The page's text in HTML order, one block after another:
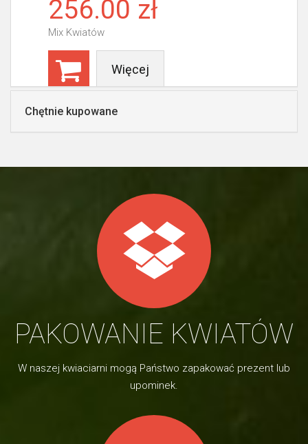
256.00 zł
Mix Kwiatów
Więcej
Chętnie kupowane
PAKOWANIE KWIATÓW
W naszej kwiaciarni mogą Państwo zapakować prezent lub
upominek.